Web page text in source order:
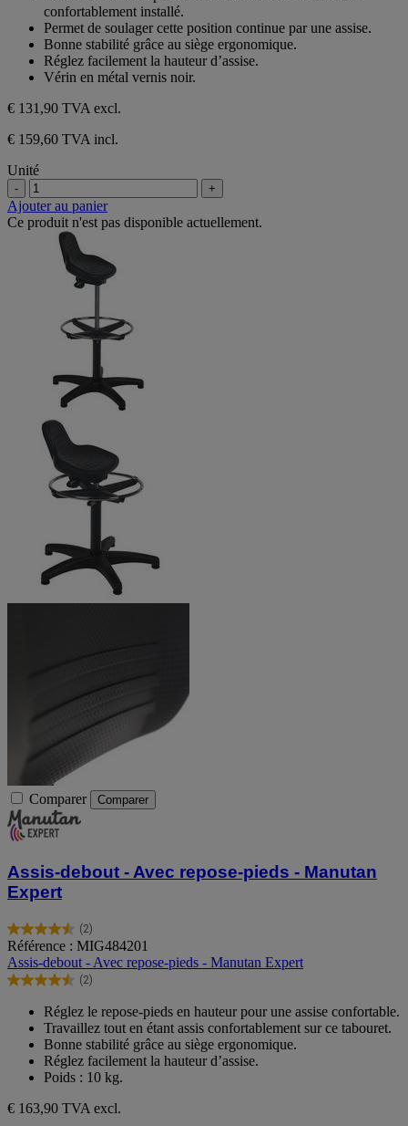
étoiles.
confortablement installé.
Permet de soulager cette position continue par une assise.
Bonne stabilité grâce au siège ergonomique.
Réglez facilement la hauteur d’assise.
Vérin en métal vernis noir.
€ 131,90 TVA excl.
€ 159,60 TVA incl.
Unité
- +
Ajouter au panier
Ce produit n'est pas disponible actuellement.
Comparer Comparer
Assis-debout - Avec repose-pieds - Manutan
Expert
(2)
4.5
sur
5
étoiles.
avis
Référence : MIG484201
Assis-debout - Avec repose-pieds - Manutan Expert
(2)
4.5
étoiles.
avis
Réglez le repose-pieds en hauteur pour une assise confortable.
Travaillez tout en étant assis confortablement sur ce tabouret.
Bonne stabilité grâce au siège ergonomique.
Réglez facilement la hauteur d’assise.
Poids : 10 kg.
€ 163,90 TVA excl.